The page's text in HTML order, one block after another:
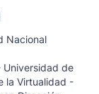
Nacional
Universidad de
la Virtualidad -